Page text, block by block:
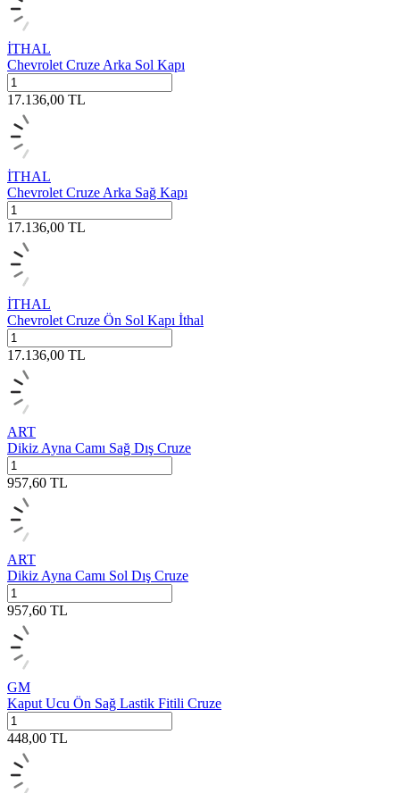
İTHAL
Chevrolet Cruze Arka Sol Kapı
17.136,00 TL
İTHAL
Chevrolet Cruze Arka Sağ Kapı
17.136,00 TL
İTHAL
Chevrolet Cruze Ön Sol Kapı İthal
17.136,00 TL
ART
Dikiz Ayna Camı Sağ Dış Cruze
957,60 TL
ART
Dikiz Ayna Camı Sol Dış Cruze
957,60 TL
GM
Kaput Ucu Ön Sağ Lastik Fitili Cruze
448,00 TL